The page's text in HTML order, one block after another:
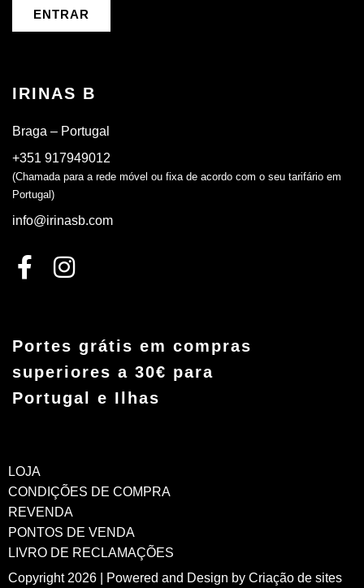
ENTRAR
IRINAS B
Braga – Portugal
+351 917949012
(Chamada para a rede móvel ou fixa de acordo com o seu tarifário em
Portugal)
info@irinasb.com
Portes grátis em compras
superiores a 30€ para
Portugal e Ilhas
LOJA
CONDIÇÕES DE COMPRA
REVENDA
PONTOS DE VENDA
LIVRO DE RECLAMAÇÕES
Copyright 2026 | Powered and Design by Criação de sites